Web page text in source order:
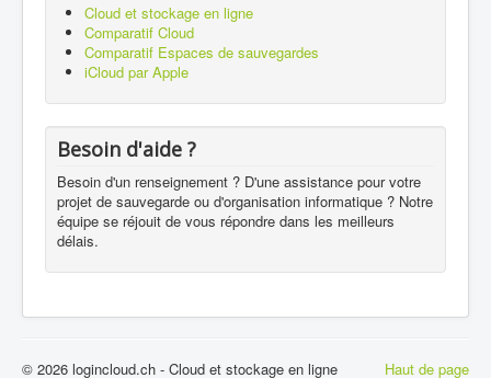
Cloud et stockage en ligne
Comparatif Cloud
Comparatif Espaces de sauvegardes
iCloud par Apple
Besoin d'aide ?
Besoin d'un renseignement ? D'une assistance pour votre
projet de sauvegarde ou d'organisation informatique ? Notre
équipe se réjouit de vous répondre dans les meilleurs
délais.
Haut de page
© 2026 logincloud.ch - Cloud et stockage en ligne